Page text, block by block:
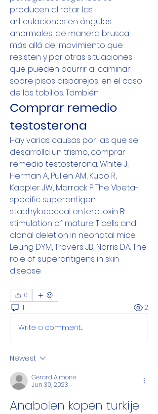
producen al rotar las
articulaciones en ángulos
anormales, de manera brusca,
más allá del movimiento que
resisten y por otras situaciones
que pueden ocurrir al caminar
sobre pisos disparejos, en el caso
de los tobillos. También
Comprar remedio
testosterona
Hay varias causas por las que se
desarrolla un trismo, comprar
remedio testosterona. White J,
Herman A, Pullen AM, Kubo R,
Kappler JW, Marrack P The Vbeta-
specific superantigen
staphylococcal enterotoxin B:
stimulation of mature T cells and
clonal deletion in neonatal mice.
Leung DYM, Travers JB, Norris DA. The
role of superantigens in skin
disease
0
1 2
Write a comment...
Newest
Gerard Aimone
Jun 30, 2023
Anabolen kopen turkije